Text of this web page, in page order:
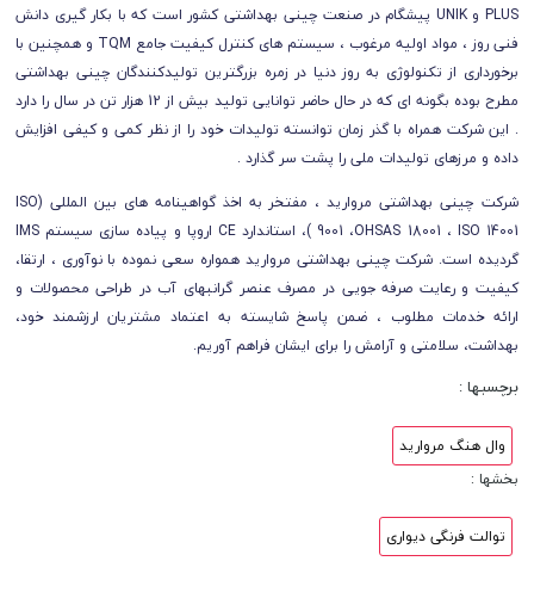
PLUS و UNIK پیشگام در صنعت چینی بهداشتی کشور است که با بکار گیری دانش
فنی روز ، مواد اولیه مرغوب ، سیستم های کنترل کیفیت جامع TQM و همچنین با
برخورداری از تکنولوژی به روز دنیا در زمره بزرگترین تولیدکنندگان چینی بهداشتی
مطرح بوده بگونه ای که در حال حاضر توانایی تولید بیش از 12 هزار تن در سال را دارد
. این شرکت همراه با گذر زمان توانسته تولیدات خود را از نظر کمی و کیفی افزایش
داده و مرزهای تولیدات ملی را پشت سر گذارد .
شرکت چینی بهداشتی مروارید ، مفتخر به اخذ گواهینامه های بین المللی (ISO
9001 ،OHSAS 18001 ، ISO 14001 )، استاندارد CE اروپا و پیاده سازی سیستم IMS
گردیده است. شرکت چینی بهداشتی مروارید همواره سعی نموده با نوآوری ، ارتقا،
کیفیت و رعایت صرفه جویی در مصرف عنصر گرانبهای آب در طراحی محصولات و
ارائه خدمات مطلوب ، ضمن پاسخ شایسته به اعتماد مشتریان ارزشمند خود،
بهداشت، سلامتی و آرامش را برای ایشان فراهم آوریم.
برچسبها :
وال هنگ مروارید
بخشها :
توالت فرنگی دیواری